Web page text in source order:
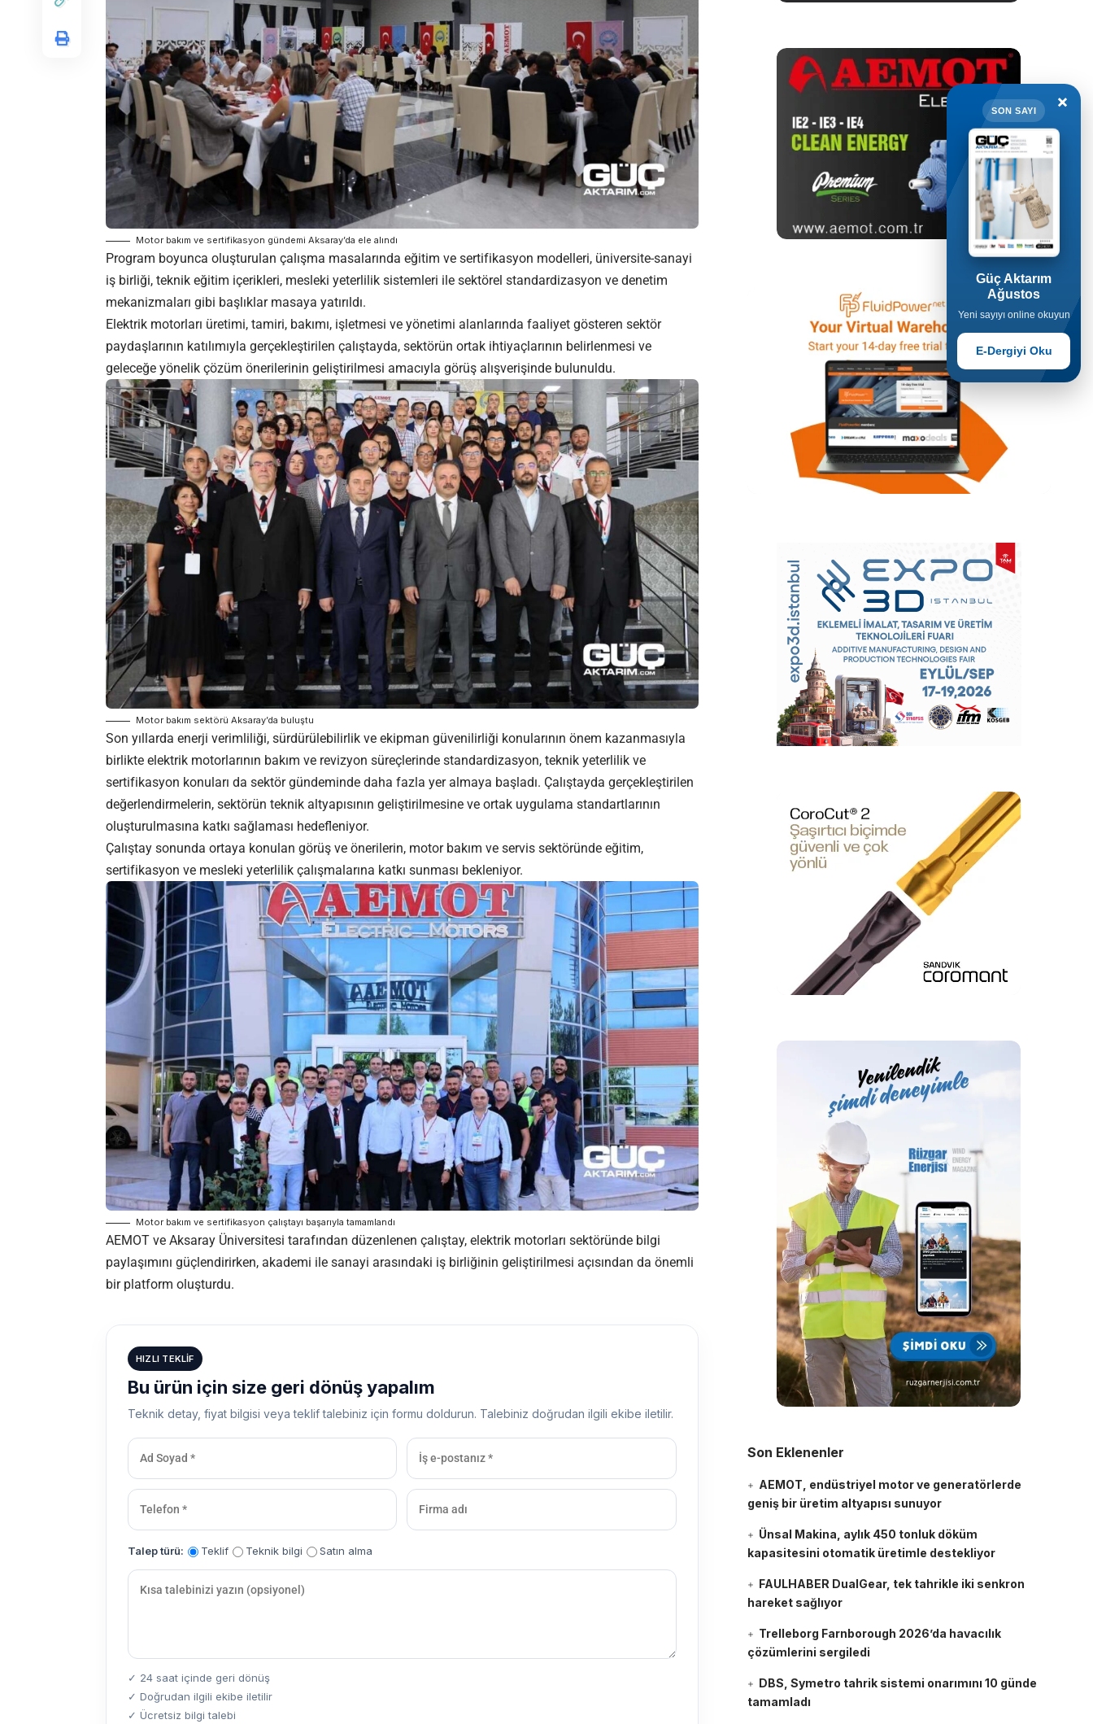
Motor bakım ve sertifikasyon gündemi Aksaray’da ele alındı
Program boyunca oluşturulan çalışma masalarında eğitim ve sertifikasyon modelleri, üniversite-sanayi
iş birliği, teknik eğitim içerikleri, mesleki yeterlilik sistemleri ile sektörel standardizasyon ve denetim
mekanizmaları gibi başlıklar masaya yatırıldı.
Elektrik motorları üretimi, tamiri, bakımı, işletmesi ve yönetimi alanlarında faaliyet gösteren sektör
paydaşlarının katılımıyla gerçekleştirilen çalıştayda, sektörün ortak ihtiyaçlarının belirlenmesi ve
geleceğe yönelik çözüm önerilerinin geliştirilmesi amacıyla görüş alışverişinde bulunuldu.
Motor bakım sektörü Aksaray’da buluştu
Son yıllarda enerji verimliliği, sürdürülebilirlik ve ekipman güvenilirliği konularının önem kazanmasıyla
birlikte elektrik motorlarının bakım ve revizyon süreçlerinde standardizasyon, teknik yeterlilik ve
sertifikasyon konuları da sektör gündeminde daha fazla yer almaya başladı. Çalıştayda gerçekleştirilen
değerlendirmelerin, sektörün teknik altyapısının geliştirilmesine ve ortak uygulama standartlarının
oluşturulmasına katkı sağlaması hedefleniyor.
Çalıştay sonunda ortaya konulan görüş ve önerilerin, motor bakım ve servis sektöründe eğitim,
sertifikasyon ve mesleki yeterlilik çalışmalarına katkı sunması bekleniyor.
Motor bakım ve sertifikasyon çalıştayı başarıyla tamamlandı
AEMOT ve Aksaray Üniversitesi tarafından düzenlenen çalıştay, elektrik motorları sektöründe bilgi
paylaşımını güçlendirirken, akademi ile sanayi arasındaki iş birliğinin geliştirilmesi açısından da önemli
bir platform oluşturdu.
HIZLI TEKLIF
Bu ürün için size geri dönüş yapalım
Teknik detay, fiyat bilgisi veya teklif talebiniz için formu doldurun. Talebiniz doğrudan ilgili ekibe iletilir.
Talep türü: Teklif Teknik bilgi Satın alma
✓ 24 saat içinde geri dönüş
✓ Doğrudan ilgili ekibe iletilir
✓ Ücretsiz bilgi talebi
Son Eklenenler
AEMOT, endüstriyel motor ve generatörlerde
geniş bir üretim altyapısı sunuyor
Ünsal Makina, aylık 450 tonluk döküm
kapasitesini otomatik üretimle destekliyor
FAULHABER DualGear, tek tahrikle iki senkron
hareket sağlıyor
Trelleborg Farnborough 2026’da havacılık
çözümlerini sergiledi
DBS, Symetro tahrik sistemi onarımını 10 günde
tamamladı
×
SON SAYI
Güç Aktarım
Ağustos
Yeni sayıyı online okuyun
E-Dergiyi Oku